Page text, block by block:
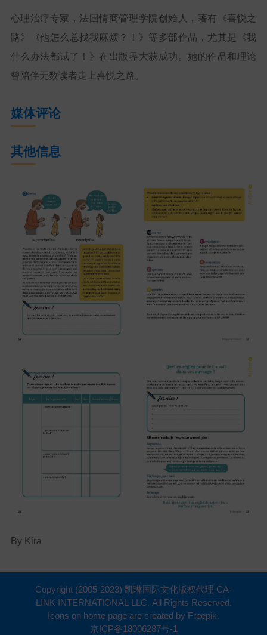
心理治疗专家，法国情商管理学院创始人，著有《喜悦之
路》《他怎么总找我麻烦？！》等多部作品，尤其是《我
什么办法都试了！》在出版界大获成功。她的作品和理论
曾陪伴无数读者走上喜悦之路。
媒体评论
其他信息
By Kira
Copyright (2005-2023) 凯琳国际文化版权代理 CA-
LINK INTERNATIONAL LLC. All Rights Reserved.
Icons on home page are created by Freepik.
京ICP备18006287号-1